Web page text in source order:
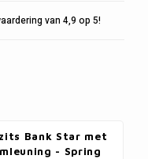
van 4,9 op 5!
Bank Star met
- Spring